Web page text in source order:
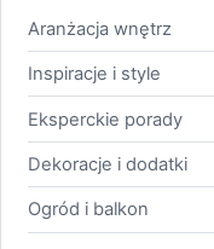
Aranżacja wnętrz
Inspiracje i style
Eksperckie porady
Dekoracje i dodatki
Ogród i balkon